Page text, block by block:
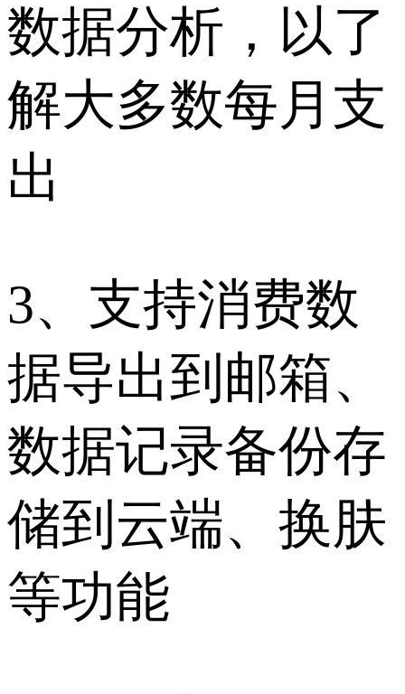
数据分析，以了
解大多数每月支
出
3、支持消费数
据导出到邮箱、
数据记录备份存
储到云端、换肤
等功能